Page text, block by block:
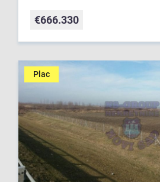
€666.330
Plac